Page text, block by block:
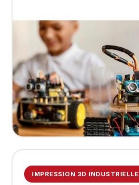
IMPRESSION 3D INDUSTRIELLE